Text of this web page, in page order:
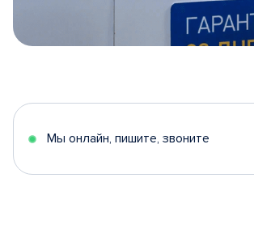
5
Мы онлайн, пишите, звоните